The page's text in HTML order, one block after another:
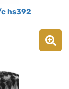
hs392